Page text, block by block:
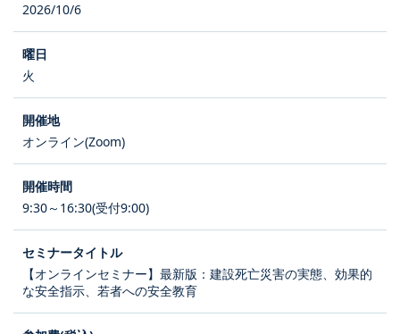
2026/10/6
火
オンライン(Zoom)
9:30～16:30(受付9:00)
【オンラインセミナー】最新版：建設死亡災害の実態、効果的
な安全指示、若者への安全教育